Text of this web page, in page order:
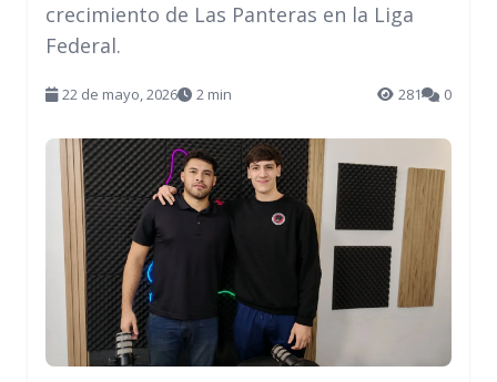
crecimiento de Las Panteras en la Liga
Federal.
22 de mayo, 2026 2 min 281 0